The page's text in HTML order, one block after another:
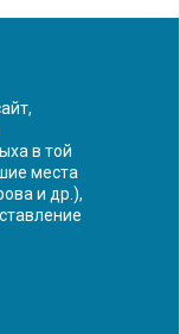
в той
места
и др.),